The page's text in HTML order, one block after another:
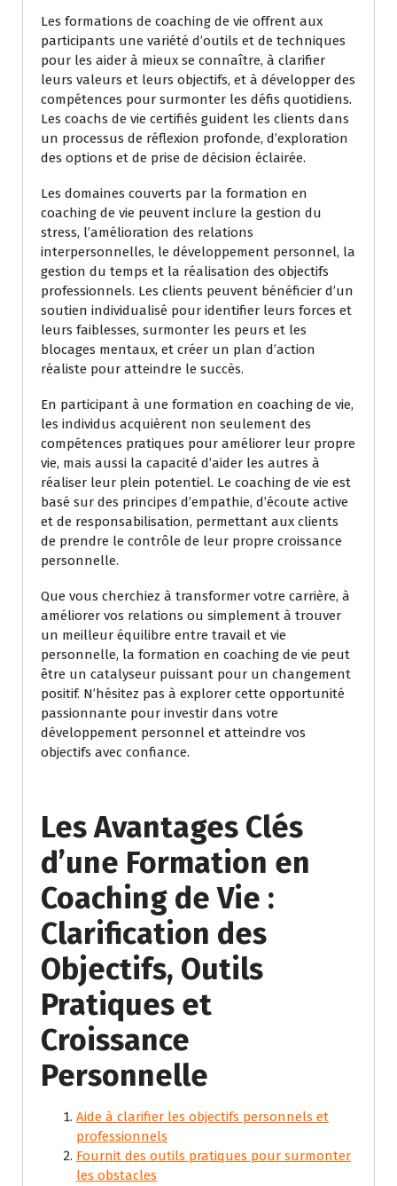
Les formations de coaching de vie offrent aux
participants une variété d’outils et de techniques
pour les aider à mieux se connaître, à clarifier
leurs valeurs et leurs objectifs, et à développer des
compétences pour surmonter les défis quotidiens.
Les coachs de vie certifiés guident les clients dans
un processus de réflexion profonde, d’exploration
des options et de prise de décision éclairée.
Les domaines couverts par la formation en
coaching de vie peuvent inclure la gestion du
stress, l’amélioration des relations
interpersonnelles, le développement personnel, la
gestion du temps et la réalisation des objectifs
professionnels. Les clients peuvent bénéficier d’un
soutien individualisé pour identifier leurs forces et
leurs faiblesses, surmonter les peurs et les
blocages mentaux, et créer un plan d’action
réaliste pour atteindre le succès.
En participant à une formation en coaching de vie,
les individus acquièrent non seulement des
compétences pratiques pour améliorer leur propre
vie, mais aussi la capacité d’aider les autres à
réaliser leur plein potentiel. Le coaching de vie est
basé sur des principes d’empathie, d’écoute active
et de responsabilisation, permettant aux clients
de prendre le contrôle de leur propre croissance
personnelle.
Que vous cherchiez à transformer votre carrière, à
améliorer vos relations ou simplement à trouver
un meilleur équilibre entre travail et vie
personnelle, la formation en coaching de vie peut
être un catalyseur puissant pour un changement
positif. N’hésitez pas à explorer cette opportunité
passionnante pour investir dans votre
développement personnel et atteindre vos
objectifs avec confiance.
Les Avantages Clés
d’une Formation en
Coaching de Vie :
Clarification des
Objectifs, Outils
Pratiques et
Croissance
Personnelle
Aide à clarifier les objectifs personnels et
professionnels
Fournit des outils pratiques pour surmonter
les obstacles